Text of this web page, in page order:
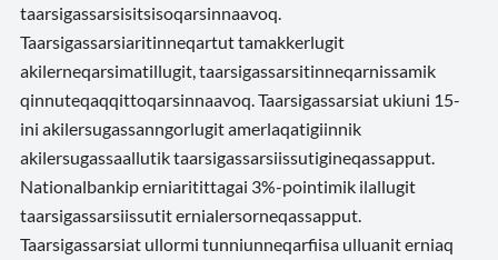
taarsigassarsisitsisoqarsinnaavoq.
Taarsigassarsiaritinneqartut tamakkerlugit
akilerneqarsimatillugit, taarsigassarsitinneqarnissamik
qinnuteqaqqittoqarsinnaavoq. Taarsigassarsiat ukiuni 15-
ini akilersugassanngorlugit amerlaqatigiinnik
akilersugassaallutik taarsigassarsiissutigineqassapput
Nationalbankip erniaritittagai 3%-pointimik ilallugit
taarsigassarsiissutit ernialersorneqassapput.
Taarsigassarsiat ullormi tunniunneqarfiisa ulluanit erniaq